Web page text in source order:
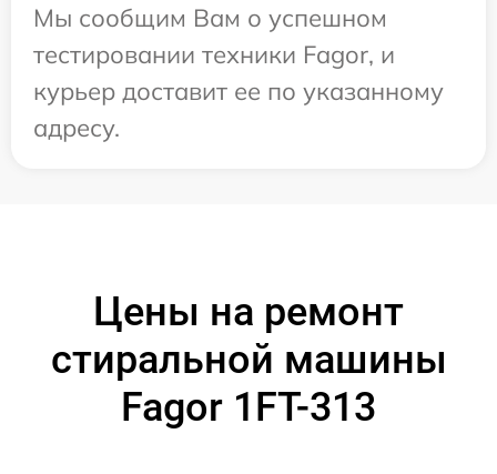
Мы сообщим Вам о успешном
тестировании техники Fagor, и
курьер доставит ее по указанному
адресу.
Цены на ремонт
стиральной машины
Fagor 1FT-313